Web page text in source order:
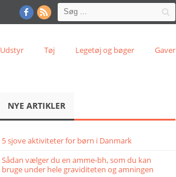
Udstyr Tøj Legetøj og bøger Gaver
NYE ARTIKLER
5 sjove aktiviteter for børn i Danmark
Sådan vælger du en amme-bh, som du kan
bruge under hele graviditeten og amningen